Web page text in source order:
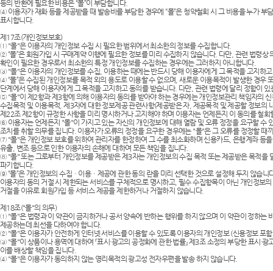
등의 반환에 필요한 비용은 “몰”이 부담합니다.
④ 이용자가 재화 등을 제공받을 때 발송비를 부담한 경우에 “몰”은 청약철회 시 그 비용을 누가 부
표시합니다.
제17조(개인정보보호)
① "몰"은 이용자의 개인정보 수집 시 필요한 범위에서 최소한의 정보를 수집합니다.
② “몰”은 회원가입 시 구매계약 이행에 필요한 정보를 미리 수집하지 않습니다. 다만, 관련 법령상
확인이 필요한 경우로서 최소한의 특정 개인정보를 수집하는 경우에는 그러하지 아니합니다.
③ "몰"은 이용자의 개인정보를 수집, 이용하는 때에는 반드시 당해 이용자에게 그 목적을 고지하
④ “몰”은 수집된 개인정보를 목적 외의 용도로 이용할 수 없으며, 새로운 이용목적이 발생한 경우
단계에서 당해 이용자에게 그 목적을 고지하고 동의를 받습니다. 다만, 관련 법령에 달리 정함이
⑤ "몰"이 제2항과 제3항에 의해 이용자의 동의를 받아야 하는 경우에는 개인정보관리 책임자의
수집목적 및 이용목적, 제3자에 대한 정보제공 관련사항(제공받은 자, 제공목적 및 제공할 정보의
제22조 제2항이 규정한 사항을 미리 명시하거나 고지해야 하며 이용자는 언제든지 이 동의를 철회
⑥ 이용자는 언제든지 "몰"이 가지고 있는 자신의 개인정보에 대해 열람 및 오류 정정을 요구할 수
조치를 취할 의무를 집니다. 이용자가 오류의 정정을 요구한 경우에는 "몰"은 그 오류를 정정할 때
⑦ "몰"은 개인정보 보호를 위하여 관리자를 한정하여 그 수를 최소화하며 신용카드, 은행계좌 등
유출, 변조 등으로 인한 이용자의 손해에 대하여 모든 책임을 집니다.
⑧ "몰" 또는 그로부터 개인정보를 제공받은 제3자는 개인정보의 수집 목적 또는 제공받은 목적을
파기합니다.
⑨ “몰”은 개인정보의 수집ㆍ이용ㆍ제공에 관한 동의 란을 미리 선택한 것으로 설정해 두지 않습
이용자의 동의 거절 시 제한되는 서비스를 구체적으로 명시하고, 필수 수집항목이 아닌 개인정보
거절을 이유로 회원가입 등 서비스 제공을 제한하거나 거절하지 않습니다.
제18조("몰"의 의무)
① "몰"은 법령과 이 약관이 금지하거나 공서 양속에 반하는 행위를 하지 않으며 이 약관이 정하는
제공하는데 최선을 다하여야 합니다.
② "몰"은 이용자가 안전하게 인터넷 서비스를 이용할 수 있도록 이용자의 개인정보 (신용정보 포
③ "몰"이 상품이나 용역에 대하여 『표시·광고의 공정화에 관한 법률』 제3조 소정의 부당한 표시·
이를 배상할 책임을 집니다.
④ "몰"은 이용자가 동의하지 않는 영리목적의 광고성 전자우편을 발송 하지 않습니다.